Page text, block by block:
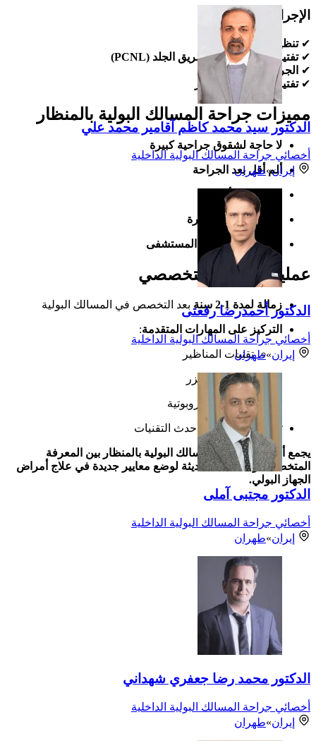
الإجراءات الجراحية:
✔تنظير الحالب (URS)
✔تفتيت الحصوات عن طريق الجلد (PCNL)
✔
الجراحات الروبوتية
✔تفتيت الحصوات بالليزر
مميزات جراحة المسالك البولية بالمنظار
لا حاجة لشقوق جراحية كبيرة
ألم أقل بعد الجراحة
فترة نقاهة أقصر
ندبات جراحية صغيرة
مدة إقامة أقل في المستشفى
عملية التدريب التخصصي
زمالة لمدة 1-2 سنة بعد التخصص في المسالك البولية
التركيز على المهارات المتقدمة:
تقنيات المناظير
الجراحة بالليزر
الإجراءات الروبوتية
تدريب عمليعلى أحدث التقنيات
يجمع أخصائيو جراحة المسالك البولية بالمنظار بين المعرفة
المتخصصة والتقنيات الحديثة لوضع معايير جديدة في علاج أمراض
الجهاز البولي.
الدكتور سيد محمد كاظم آقامير محمد علي
أخصائي جراحة المسالك البولية الداخلية
إيران»طهران
الدكتور أحمدرضا رفعتی
أخصائي جراحة المسالك البولية الداخلية
إيران»طهران
الدكتور مجتبی آملی
أخصائي جراحة المسالك البولية الداخلية
إيران»طهران
الدكتور محمد رضا جعفري شهداني
أخصائي جراحة المسالك البولية الداخلية
إيران»طهران